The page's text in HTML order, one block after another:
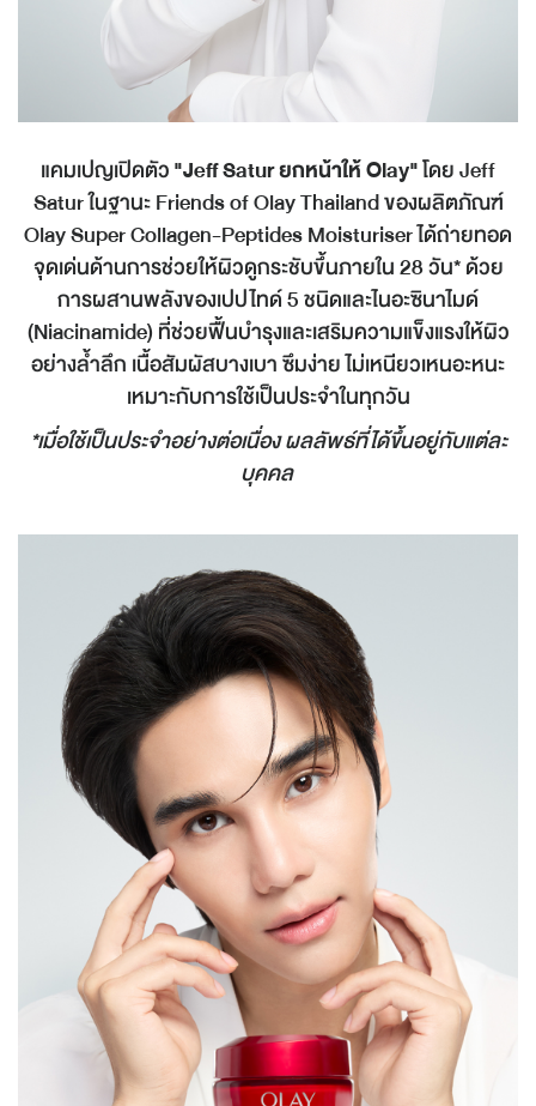
แคมเปญเปิดตัว"Jeff Saturยกหน้าให้Olay"โดยJeff
SaturในฐานะFriends of Olay Thailandของผลิตภัณฑ์
Olay Super Collagen-Peptides Moisturiserได้ถ่ายทอด
จุดเด่นด้านการช่วยให้ผิวดูกระชับขึ้นภายใน28วัน*ด้วย
การผสานพลังของเปปไทด์5ชนิดและไนอะซินาไมด์
(Niacinamide) ที่ช่วยฟื้นบำรุงและเสริมความแข็งแรงให้ผิว
อย่างล้ำลึก เนื้อสัมผัสบางเบา ซึมง่าย ไม่เหนียวเหนอะหนะ
เหมาะกับการใช้เป็นประจำในทุกวัน
*เมื่อใช้เป็นประจำอย่างต่อเนื่อง ผลลัพธ์ที่ได้ขึ้นอยู่กับแต่ละ
บุคคล